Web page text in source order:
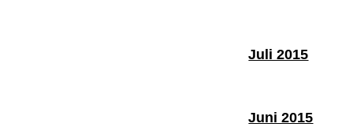
Juli 2015
Juni 2015